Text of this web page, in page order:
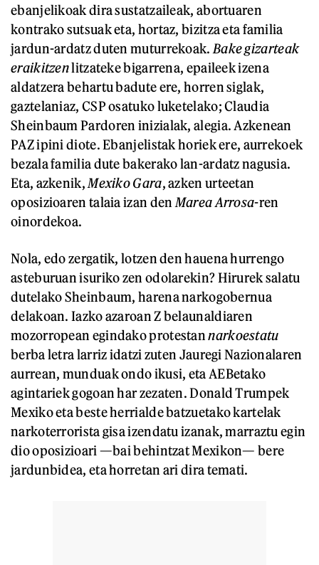
ebanjelikoak dira sustatzaileak, abortuaren
kontrako sutsuak eta, hortaz, bizitza eta familia
jardun-ardatz duten muturrekoak. Bake gizarteak
eraikitzenlitzateke bigarrena, epaileek izena
aldatzera behartu badute ere, horren siglak,
gaztelaniaz, CSP osatuko luketelako; Claudia
Sheinbaum Pardoren inizialak, alegia. Azkenean
PAZ ipini diote. Ebanjelistak horiek ere, aurrekoek
bezala familia dute bakerako lan-ardatz nagusia.
Eta, azkenik, Mexiko Gara, azken urteetan
oposizioaren talaia izan den Marea Arrosa-ren
oinordekoa.
Nola, edo zergatik, lotzen den hauena hurrengo
asteburuan isuriko zen odolarekin? Hirurek salatu
dutelako Sheinbaum, harena narkogobernua
delakoan. Iazko azaroan Z belaunaldiaren
mozorropean egindako protestannarkoestatu
berba letra larriz idatzi zuten Jauregi Nazionalaren
aurrean, munduak ondo ikusi, eta AEBetako
agintariek gogoan har zezaten. Donald Trumpek
Mexiko eta beste herrialde batzuetako kartelak
narkoterrorista gisa izendatu izanak, marraztu egin
dio oposizioari —bai behintzat Mexikon— bere
jardunbidea, eta horretan ari dira temati.